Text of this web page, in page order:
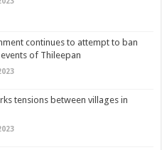
continues to attempt to ban
of Thileepan
tensions between villages in